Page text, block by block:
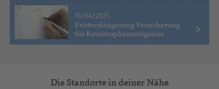
15/04/2025
Fristverlängerung Versicherung
für Katastrophenereignisse
Die Standorte in deiner Nähe